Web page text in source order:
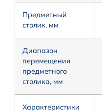
Предметный
столик, мм
Диапазон
перемещения
предметного
столика, мм
Характеристики